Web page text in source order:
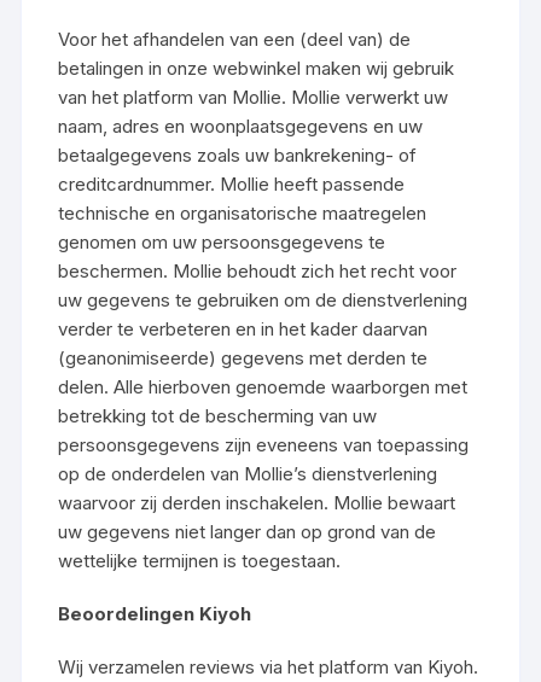
Voor het afhandelen van een (deel van) de
betalingen in onze webwinkel maken wij gebruik
van het platform van Mollie. Mollie verwerkt uw
naam, adres en woonplaatsgegevens en uw
betaalgegevens zoals uw bankrekening- of
creditcardnummer. Mollie heeft passende
technische en organisatorische maatregelen
genomen om uw persoonsgegevens te
beschermen. Mollie behoudt zich het recht voor
uw gegevens te gebruiken om de dienstverlening
verder te verbeteren en in het kader daarvan
(geanonimiseerde) gegevens met derden te
delen. Alle hierboven genoemde waarborgen met
betrekking tot de bescherming van uw
persoonsgegevens zijn eveneens van toepassing
op de onderdelen van Mollie’s dienstverlening
waarvoor zij derden inschakelen. Mollie bewaart
uw gegevens niet langer dan op grond van de
wettelijke termijnen is toegestaan.
Beoordelingen Kiyoh
Wij verzamelen reviews via het platform van Kiyoh.